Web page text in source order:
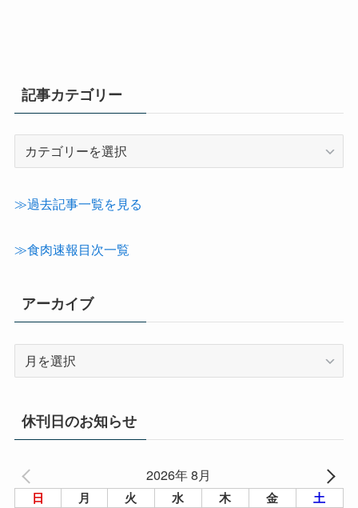
記事カテゴリー
テ
≫過去記事一覧を見る
≫食肉速報目次一覧
アーカイブ
イ
ブ
休刊日のお知らせ
2026年 8月
日 月 火 水 木 金 土